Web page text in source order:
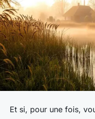
Et si, pour une fois,